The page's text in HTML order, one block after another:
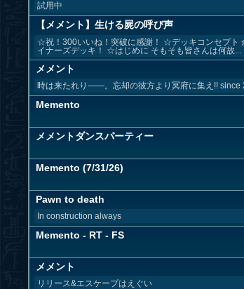
試用中
【メメント】生ける屍の呼び声
☆祝！300いいね！突破に感謝！ ☆デッキコンセプト
イナーズデッキ！ ☆はじめに そもそも皆さんは何故...
メメント
時は来たれり――。忘却の彼方より冥府に集え!! since
Memento
メメントダンスパーティー
Memento (7/31/26)
Pawn to death
In construction always
Memento - RT - FS
メメント
リリース&エスケープはえぐい